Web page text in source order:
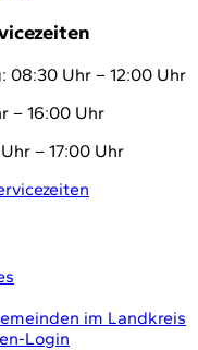
08:30 Uhr – 12:00 Uhr
– 16:00 Uhr
– 17:00 Uhr
im Landkreis
Login